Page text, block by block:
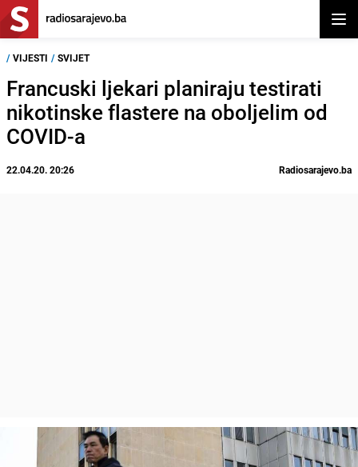
/ VIJESTI / SVIJET
Francuski ljekari planiraju testirati
nikotinske flastere na oboljelim od
COVID-a
22.04.20. 20:26 Radiosarajevo.ba